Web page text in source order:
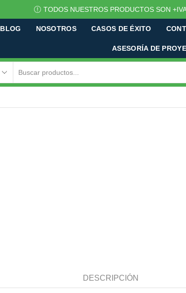
TODOS NUESTROS PRODUCTOS SON
BLOG NOSOTROS CASOS DE ÉXITO
ASESORÍA DE
DESCRIPCIÓN